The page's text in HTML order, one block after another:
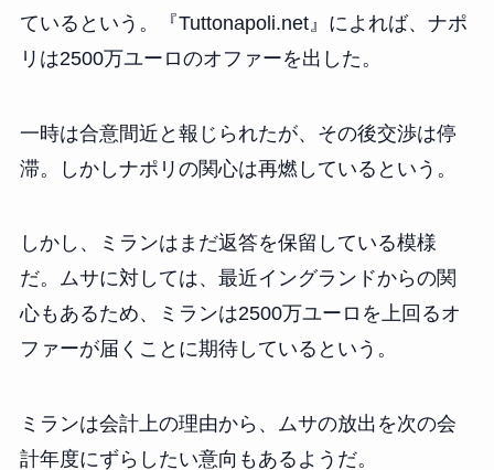
ているという。『Tuttonapoli.net』によれば、ナポ
リは2500万ユーロのオファーを出した。
一時は合意間近と報じられたが、その後交渉は停
滞。しかしナポリの関心は再燃しているという。
しかし、ミランはまだ返答を保留している模様
だ。ムサに対しては、最近イングランドからの関
心もあるため、ミランは2500万ユーロを上回るオ
ファーが届くことに期待しているという。
ミランは会計上の理由から、ムサの放出を次の会
計年度にずらしたい意向もあるようだ。